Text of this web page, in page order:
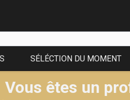
SÉLÉCTION DU MOMENT
Vous êtes un